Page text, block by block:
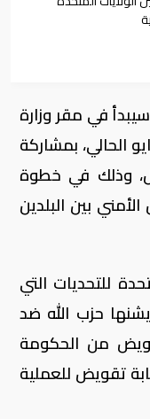
في مقر وزارة
الحالي، بمشاركة
وذلك في خطوة
بين البلدين
للتحديات التي
حزب الله ضد
من الحكومة
تقويض للعملية